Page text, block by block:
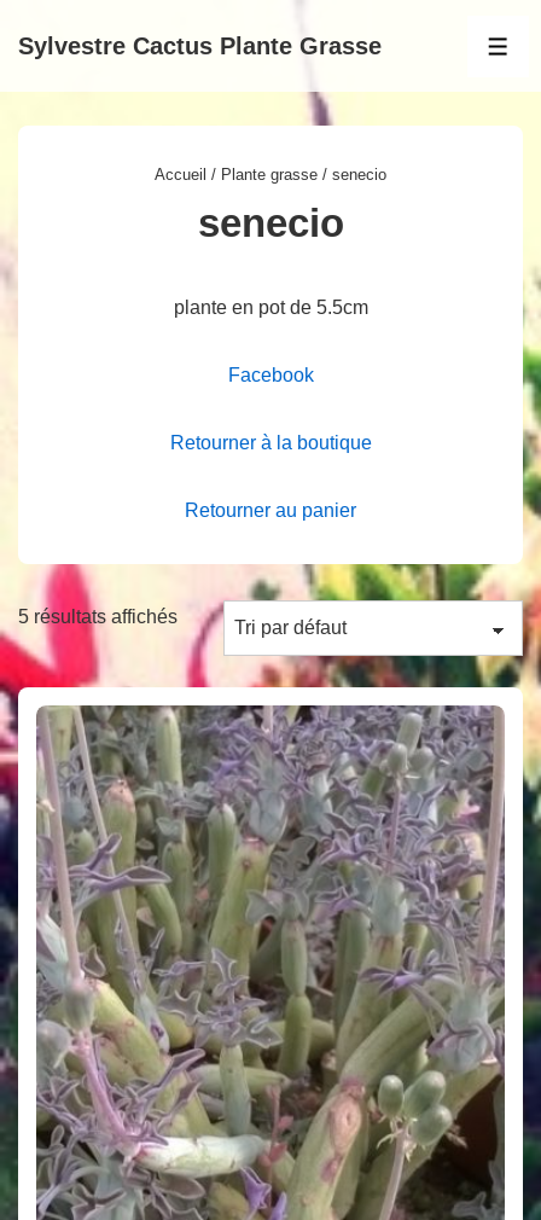
passer
Sylvestre Cactus Plante Grasse
Accueil / Plante grasse / senecio
senecio
plante en pot de 5.5cm
Facebook
Retourner à la boutique
Retourner au panier
5 résultats affichés